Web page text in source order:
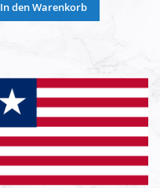
In den Warenkorb